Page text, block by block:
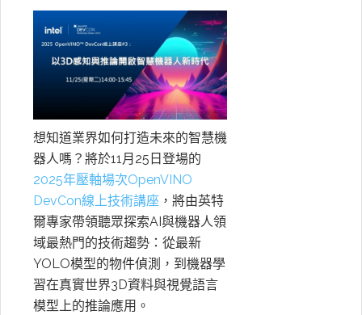
想知道業界如何打造未來的智慧機
器人嗎？將於11月25日登場的
2025年壓軸場次OpenVINO
DevCon線上技術講座 ，將由英特
爾專家帶領聽眾探索AI與機器人領
域最熱門的技術趨勢：從最新
YOLO模型的物件偵測，到機器學
習在真實世界3D資料與視覺語言
模型上的推論應用。